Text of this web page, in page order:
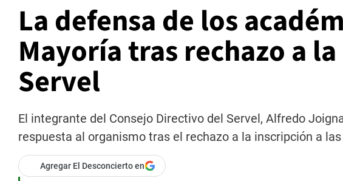
La defensa de los
Mayoría tras rechazo a
Servel
El integrante del Consejo Directivo del Servel, Alfredo
respuesta al organismo tras el rechazo a la inscripción a
Agregar El Desconcierto en